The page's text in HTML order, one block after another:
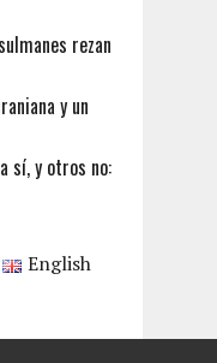
rezan
y un
sí, y otros no:
English